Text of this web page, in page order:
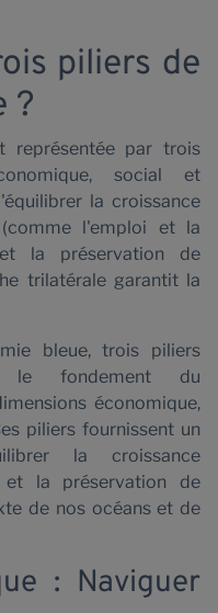
piliers de
?
représentée par trois
social et
la croissance
l'emploi et la
la préservation de
trilatérale garantit la
bleue, trois piliers
le fondement du
économique,
piliers fournissent un
la croissance
et la préservation de
de nos océans et de
: Naviguer